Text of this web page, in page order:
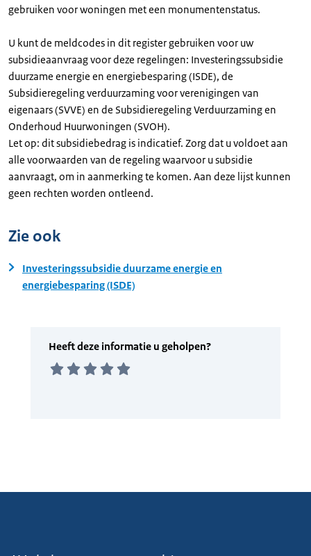
gebruiken voor woningen met een monumentenstatus.
U kunt de meldcodes in dit register gebruiken voor uw
subsidieaanvraag voor deze regelingen: Investeringssubsidie
duurzame energie en energiebesparing (ISDE), de
Subsidieregeling verduurzaming voor verenigingen van
eigenaars (SVVE) en de Subsidieregeling Verduurzaming en
Onderhoud Huurwoningen (SVOH).
Let op: dit subsidiebedrag is indicatief. Zorg dat u voldoet aan
alle voorwaarden van de regeling waarvoor u subsidie
aanvraagt, om in aanmerking te komen. Aan deze lijst kunnen
geen rechten worden ontleend.
Zie ook
Investeringssubsidie duurzame energie en
energiebesparing (ISDE)